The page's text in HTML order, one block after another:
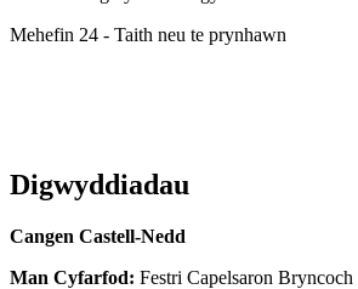
Mehefin 24 - Taith neu te prynhawn
Digwyddiadau
Cangen Castell-Nedd
Man Cyfarfod: Festri Capelsaron Bryncoch